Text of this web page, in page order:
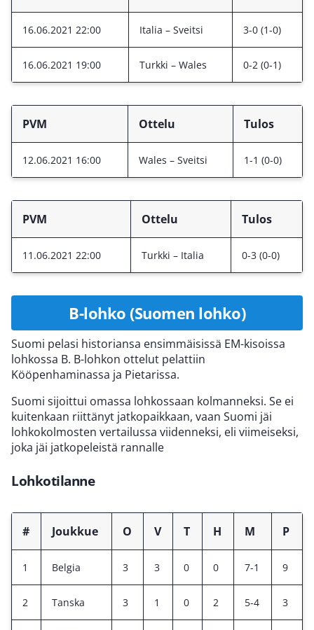
16.06.2021 22:00 Italia – Sveitsi 3-0 (1-0)
16.06.2021 19:00 Turkki – Wales 0-2 (0-1)
PVM Ottelu Tulos
12.06.2021 16:00 Wales – Sveitsi 1-1 (0-0)
PVM Ottelu Tulos
11.06.2021 22:00 Turkki – Italia 0-3 (0-0)
B-lohko (Suomen lohko)
Suomi pelasi historiansa ensimmäisissä EM-kisoissa
lohkossa B. B-lohkon ottelut pelattiin
Kööpenhaminassa ja Pietarissa.
Suomi sijoittui omassa lohkossaan kolmanneksi. Se ei
kuitenkaan riittänyt jatkopaikkaan, vaan Suomi jäi
lohkokolmosten vertailussa viidenneksi, eli viimeiseksi,
joka jäi jatkopeleistä rannalle
Lohkotilanne
# Joukkue O V T H M P
1 Belgia 3 3 0 0 7-1 9
2 Tanska 3 1 0 2 5-4 3